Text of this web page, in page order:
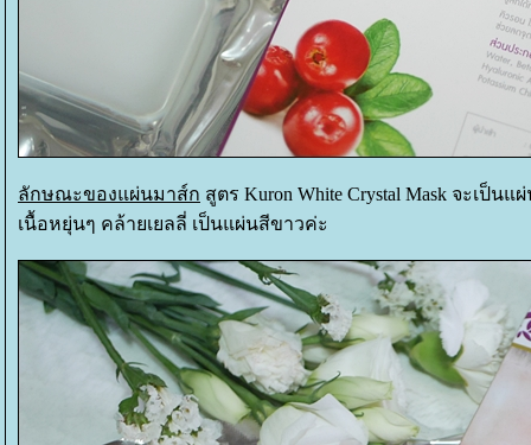
ลักษณะของแผ่นมาส์ก สูตร Kuron White Crystal Mask จะเป็
เนื้อหยุ่นๆ คล้ายเยลลี่ เป็นแผ่นสีขาวค่ะ